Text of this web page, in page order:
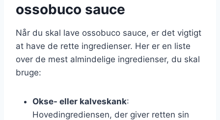
ossobuco sauce
Når du skal lave ossobuco sauce, er det vigtigt
at have de rette ingredienser. Her er en liste
over de mest almindelige ingredienser, du skal
bruge:
Okse- eller kalveskank:
Hovedingrediensen, der giver retten sin